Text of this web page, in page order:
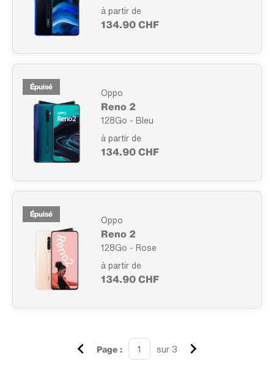
à partir de
134.90 CHF
Épuisé Oppo
Reno 2
128Go - Bleu
à partir de
134.90 CHF
Épuisé Oppo
Reno 2
128Go - Rose
à partir de
134.90 CHF
Page : sur 3